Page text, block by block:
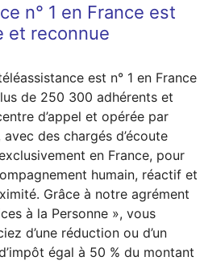
n° 1 en France est
et reconnue
est n° 1 en France
de 250 300 adhérents et
d’appel et opérée par
avec des chargés d’écoute
en France, pour
humain, réactif et
Grâce à notre agrément
à la Personne », vous
d’une réduction ou d’un
égal à 50 % du montant